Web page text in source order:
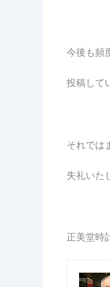
今後も頻
投稿して
それでは
失礼いた
正美堂時